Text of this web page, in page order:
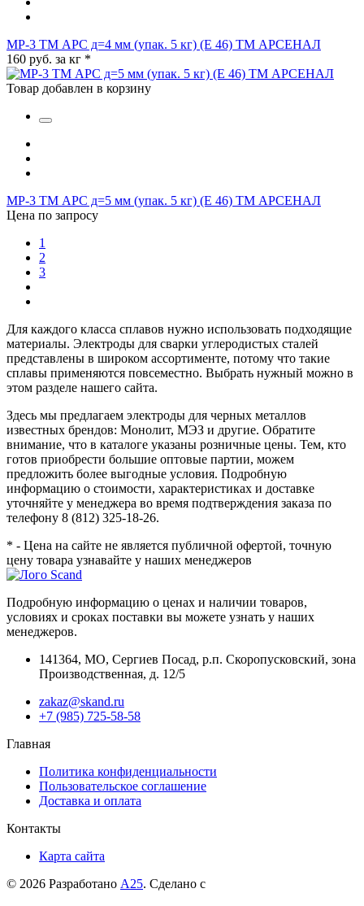
МР-3 TM АРС д=4 мм (упак. 5 кг) (Е 46) ТМ АРСЕНАЛ
160 руб. за кг *
Товар добавлен в корзину
МР-3 TM АРС д=5 мм (упак. 5 кг) (Е 46) ТМ АРСЕНАЛ
Цена по запросу
1
2
3
Для каждого класса сплавов нужно использовать подходящие
материалы. Электроды для сварки углеродистых сталей
представлены в широком ассортименте, потому что такие
сплавы применяются повсеместно. Выбрать нужный можно в
этом разделе нашего сайта.
Здесь мы предлагаем электроды для черных металлов
известных брендов: Монолит, МЭЗ и другие. Обратите
внимание, что в каталоге указаны розничные цены. Тем, кто
готов приобрести большие оптовые партии, можем
предложить более выгодные условия. Подробную
информацию о стоимости, характеристиках и доставке
уточняйте у менеджера во время подтверждения заказа по
телефону 8 (812) 325-18-26.
* - Цена на сайте не является публичной офертой, точную
цену товара узнавайте у наших менеджеров
Подробную информацию о ценах и наличии товаров,
условиях и сроках поставки вы можете узнать у наших
менеджеров.
141364, МО, Сергиев Посад, р.п. Скоропусковский, зона
Производственная, д. 12/5
zakaz@skand.ru
+7 (985) 725-58-58
Главная
Политика конфиденциальности
Пользовательское соглашение
Доставка и оплата
Контакты
Карта сайта
© 2026 Разработано А25. Сделано с